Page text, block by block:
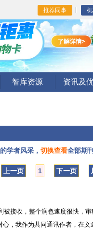
推荐同事
智库资源 资讯及
学者风采， 切换查看全部期
上一页 1 下一页
接收，整个润色速度很快，
，我作为共同通讯作者，在文